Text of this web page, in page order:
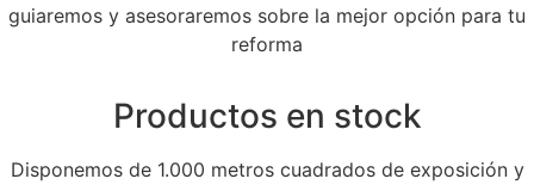
guiaremos y asesoraremos sobre la mejor opción para tu
reforma
Productos en stock
Disponemos de 1.000 metros cuadrados de exposición y